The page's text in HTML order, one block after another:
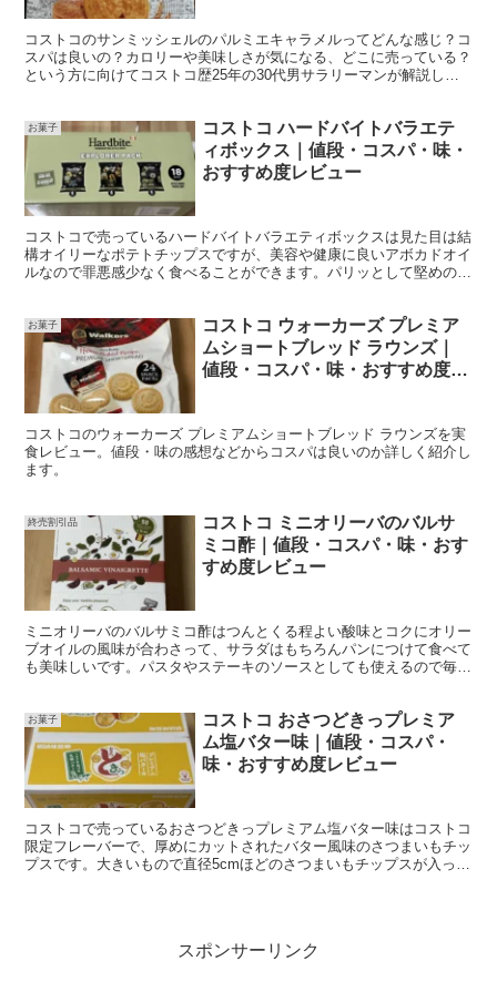
コストコのサンミッシェルのパルミエキャラメルってどんな感じ？コ
スパは良いの？カロリーや美味しさが気になる、どこに売っている？
という方に向けてコストコ歴25年の30代男サラリーマンが解説しま
お菓子
コストコ ハードバイトバラエテ
ィボックス｜値段・コスパ・味・
おすすめ度レビュー
コストコで売っているハードバイトバラエティボックスは見た目は結
構オイリーなポテトチップスですが、美容や健康に良いアボカドオイ
ルなので罪悪感少なく食べることができます。パリッとして堅めの食
は悪くないと思います。
お菓子
コストコ ウォーカーズ プレミア
ムショートブレッド ラウンズ｜
値段・コスパ・味・おすすめ度レ
コストコのウォーカーズ プレミアムショートブレッド ラウンズを実
食レビュー。値段・味の感想などからコスパは良いのか詳しく紹介し
ます。
終売割引品
コストコ ミニオリーバのバルサ
ミコ酢｜値段・コスパ・味・おす
すめ度レビュー
ミニオリーバのバルサミコ酢はつんとくる程よい酸味とコクにオリー
ブオイルの風味が合わさって、サラダはもちろんパンにつけて食べて
も美味しいです。パスタやステーキのソースとしても使えるので毎日
たらぜひゲットしたい商品です。
お菓子
コストコ おさつどきっプレミア
ム塩バター味｜値段・コスパ・
味・おすすめ度レビュー
コストコで売っているおさつどきっプレミアム塩バター味はコストコ
限定フレーバーで、厚めにカットされたバター風味のさつまいもチッ
プスです。大きいもので直径5cmほどのさつまいもチップスが入って
スポンサーリンク